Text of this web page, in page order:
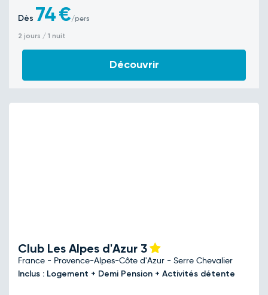
Dès 74€/pers
2 jours / 1 nuit
Découvrir
Club Les Alpes d'Azur 3
France - Provence-Alpes-Côte d'Azur - Serre Chevalier
Inclus : Logement + Demi Pension + Activités détente